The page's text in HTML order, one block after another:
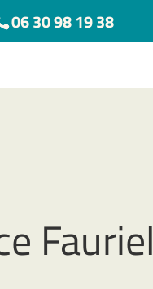
06 30 98 19 38
Fauriel